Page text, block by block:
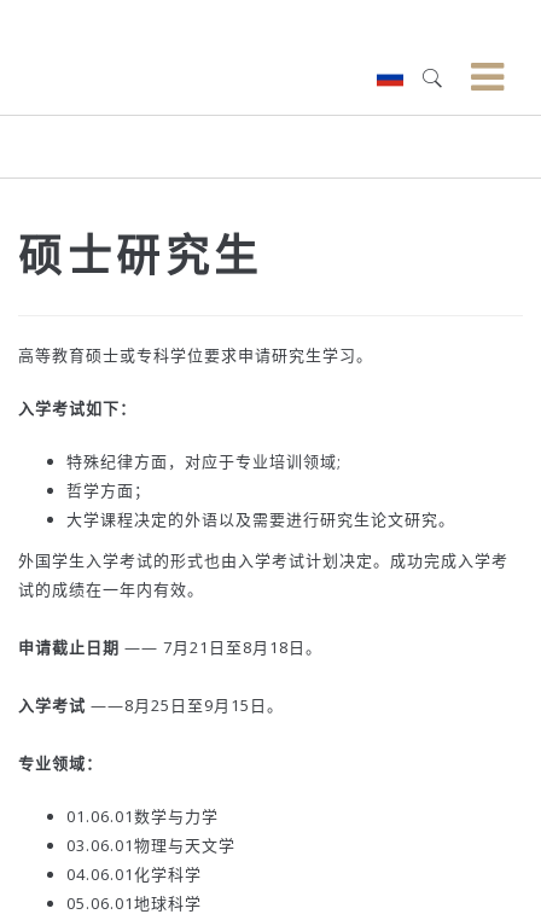
硕士研究生
高等教育硕士或专科学位要求申请研究生学习。
入学考试如下：
特殊纪律方面，对应于专业培训领域;
哲学方面；
大学课程决定的外语以及需要进行研究生论文研究。
外国学生入学考试的形式也由入学考试计划决定。成功完成入学考
试的成绩在一年内有效。
申请截止日期 —— 7月21日至8月18日。
入学考试 ——8月25日至9月15日。
专业领域：
01.06.01数学与力学
03.06.01物理与天文学
04.06.01化学科学
05.06.01地球科学